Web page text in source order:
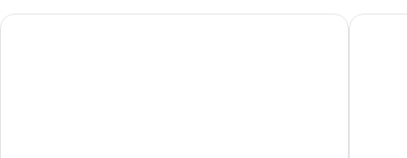
Vimmerby Stadshotell, WorldHotels Crafted